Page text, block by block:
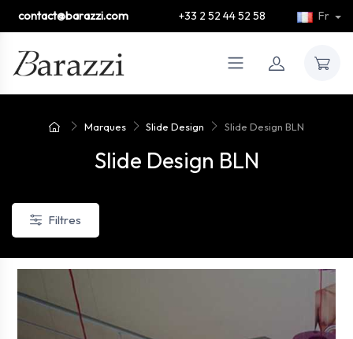
contact@barazzi.com +33 2 52 44 52 58 Fr
Marques Slide Design Slide Design BLN
Slide Design BLN
Filtres